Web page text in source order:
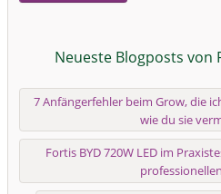
Neueste Blogposts von
7 Anfängerfehler beim Grow, die
wie du sie
Fortis BYD 720W LED im